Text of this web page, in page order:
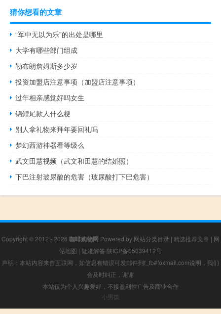
猜你想看的文章
“军中无以为乐”的出处是哪里
大学有哪些部门组成
勒布朗詹姆斯多少岁
投资加盟店注意事项（加盟店注意事项）
过年相亲感觉好吗女生
锦鲤尾款人什么梗
别人拿礼物来拜年要回礼吗
梦幻西游神器看等级么
武文田慧视频（武文和田慧的结婚照）
下巴注射玻尿酸的危害（玻尿酸打下巴危害）
Copyright © 2012 - 2026 咖啡购物网 Powered by 网站分类目录 | 精选推荐文章 | 网
站地图 | 疑难解答 陕ICP备05039412号
声明：本站内容来自互联网，如信息有错误可发邮件到f_fb#foxmail.com说明，我们
会及时纠正，谢谢
本站仅为个人兴趣爱好，不接盈利性广告及商业合作
小男孩